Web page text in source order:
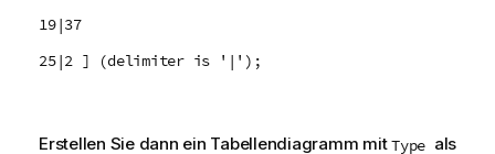
19|37
25|2 ] (delimiter is '|');
Erstellen Sie dann ein Tabellendiagramm mitType als